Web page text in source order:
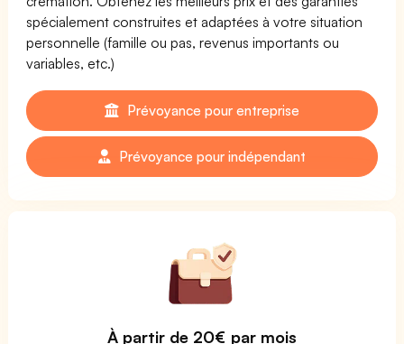
spécialement construites et adaptées à votre situation
personnelle (famille ou pas, revenus importants ou
variables, etc.)
Prévoyance pour entreprise
Prévoyance pour indépendant
À partir de 20€ par mois